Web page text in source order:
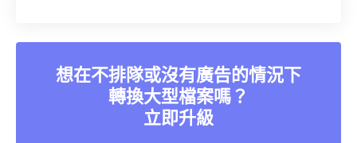
想在不排隊或沒有廣告的情況下
轉換大型檔案嗎？
立即升級